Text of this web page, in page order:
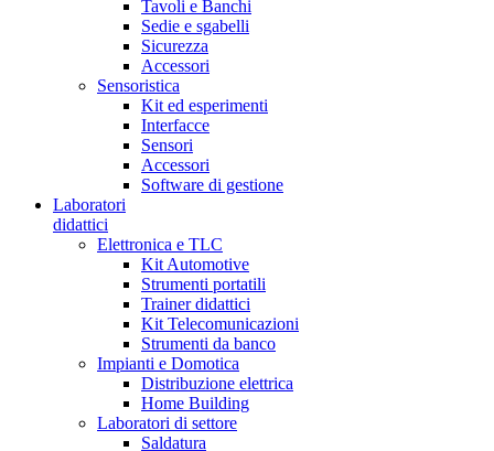
Tavoli e Banchi
Sedie e sgabelli
Sicurezza
Accessori
Sensoristica
Kit ed esperimenti
Interfacce
Sensori
Accessori
Software di gestione
Laboratori
didattici
Elettronica e TLC
Kit Automotive
Strumenti portatili
Trainer didattici
Kit Telecomunicazioni
Strumenti da banco
Impianti e Domotica
Distribuzione elettrica
Home Building
Laboratori di settore
Saldatura